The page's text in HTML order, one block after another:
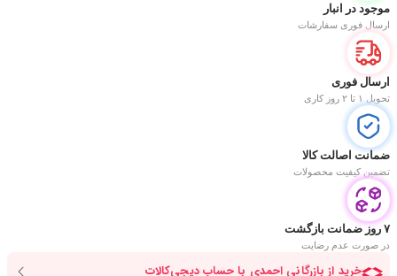
موجود در انبار
ارسال فوری سفارشات
ارسال فوری
تحویل ۱ تا ۲ روز کاری
ضمانت اصالت کالا
تضمین کیفیت محصولات
۷ روز ضمانت بازگشت
در صورت عدم رضایت